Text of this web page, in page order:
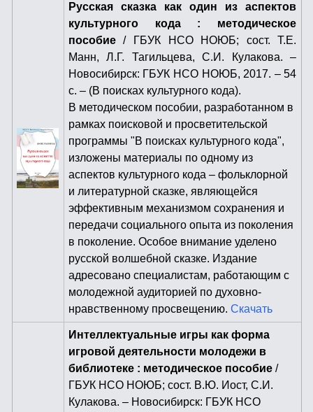
Русская сказка как один из аспектов
культурного кода : методическое
пособие/ ГБУК НСО НОЮБ; сост. Т.Е.
Манн, Л.Г. Тагильцева, С.И. Кулакова. –
Новосибирск: ГБУК НСО НОЮБ, 2017. – 54
с. – (В поисках культурного кода).
В методическом пособии, разработанном в
рамках поисковой и просветительской
программы "В поисках культурного кода",
изложены материалы по одному из
аспектов культурного кода – фольклорной
и литературной сказке, являющейся
эффективным механизмом сохранения и
передачи социального опыта из поколения
в поколение. Особое внимание уделено
русской волшебной сказке. Издание
адресовано специалистам, работающим с
молодежной аудиторией по духовно-
нравственному просвещению. Скачать
Интеллектуальные игры как форма
игровой деятельности молодежи в
библиотеке : методическое пособие/
ГБУК НСО НОЮБ; сост. В.Ю. Иост, С.И.
Кулакова. – Новосибирск: ГБУК НСО